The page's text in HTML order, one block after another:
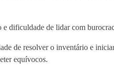
e dificuldade de lidar com
de resolver o inventário e
equívocos.